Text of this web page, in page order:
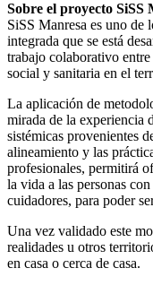
Sobre el proyecto SiSS
SiSS Manresa es uno de
integrada que se está
trabajo colaborativo
social y sanitaria en el
La aplicación de
mirada de la experiencia
sistémicas provenientes
alineamiento y las
profesionales, permitirá
la vida a las personas
cuidadores, para poder
Una vez validado este
realidades u otros
en casa o cerca de casa.